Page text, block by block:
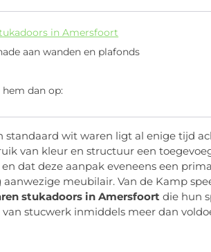
in Amersfoort
aan wanden en plafonds
dan op:
wit waren ligt al enige tijd
van kleur en structuur een
dat deze aanpak eveneens een
meubilair. Van de Kamp
stukadoors in Amersfoort die hun
stucwerk inmiddels meer dan